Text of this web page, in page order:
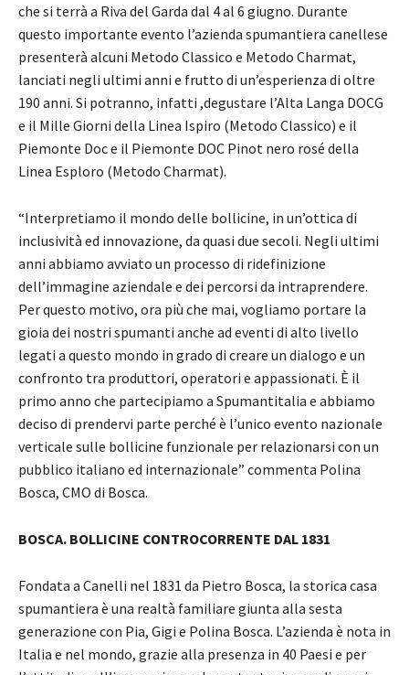
che si terrà a Riva del Garda dal 4 al 6 giugno. Durante
questo importante evento l’azienda spumantiera canellese
presenterà alcuni Metodo Classico e Metodo Charmat,
lanciati negli ultimi anni e frutto di un’esperienza di oltre
190 anni. Si potranno, infatti ,degustare l’Alta Langa DOCG
e il Mille Giorni della Linea Ispiro (Metodo Classico) e il
Piemonte Doc e il Piemonte DOC Pinot nero rosé della
Linea Esploro (Metodo Charmat).
“Interpretiamo il mondo delle bollicine, in un’ottica di
inclusività ed innovazione, da quasi due secoli. Negli ultimi
anni abbiamo avviato un processo di ridefinizione
dell’immagine aziendale e dei percorsi da intraprendere.
Per questo motivo, ora più che mai, vogliamo portare la
gioia dei nostri spumanti anche ad eventi di alto livello
legati a questo mondo in grado di creare un dialogo e un
confronto tra produttori, operatori e appassionati. È il
primo anno che partecipiamo a Spumantitalia e abbiamo
deciso di prendervi parte perché è l’unico evento nazionale
verticale sulle bollicine funzionale per relazionarsi con un
pubblico italiano ed internazionale” commenta Polina
Bosca, CMO di Bosca.
BOSCA. BOLLICINE CONTROCORRENTE DAL 1831
Fondata a Canelli nel 1831 da Pietro Bosca, la storica casa
spumantiera è una realtà familiare giunta alla sesta
generazione con Pia, Gigi e Polina Bosca. L’azienda è nota in
Italia e nel mondo, grazie alla presenza in 40 Paesi e per